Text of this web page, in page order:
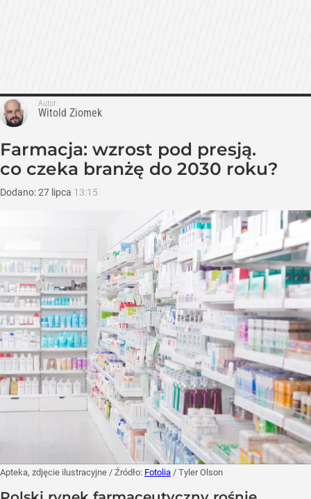
Autor:
Witold Ziomek
Farmacja: wzrost pod presją.
co czeka branżę do 2030 roku?
Dodano:27 lipca 13:15
Apteka, zdjęcie ilustracyjne / Źródło: Fotolia / Tyler Olson